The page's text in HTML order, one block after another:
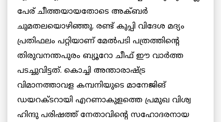
പേര് ചീത്തയായതോടെ അക്ബര്‍
ചുമതലയൊഴിഞ്ഞു. രണ്ട് കുപ്പി വിദേശ മദ്യം
പ്രതിഫലം പറ്റിയാണ് മേല്‍പടി പത്രത്തിന്റെ
തിരുവനന്തപുരം ബ്യൂറോ ചീഫ് ഈ വാര്‍ത്ത
പടച്ചുവിട്ടത്. കൊച്ചി അന്താരാഷ്ട്ര
വിമാനത്താവള കമ്പനിയുടെ മാനേജിങ്
ഡയറക്ടറായി എറണാകുളത്തെ പ്രമുഖ വിശ്വ
ഹിന്ദു പരിഷത്ത് നേതാവിന്റെ സഹോദരനായ